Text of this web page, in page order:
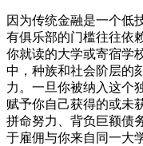
因为传统金融是一个低
有俱乐部的门槛往往依
你就读的大学或寄宿学
中，种族和社会阶层的
力。一旦你被纳入这个
赋予你自己获得的或未
拼命努力、背负巨额债
于雇佣与你来自同一大